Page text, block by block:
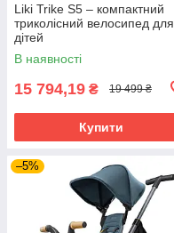
Liki Trike S5 – компактний
триколісний велосипед для
дітей
В наявності
15 794,19 ₴ 19 499 ₴
Купити
–5%